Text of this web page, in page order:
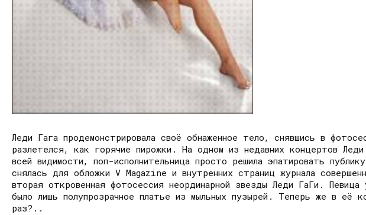
Леди Гага продемонстрировала своё обнаженное тело, снявшись в
разлетелся, как горячие пирожки. На одном из недавних концертов
всей видимости, поп-исполнительница просто решила эпатировать
снялась для обложки V Magazine и внутренних страниц журнала
вторая откровенная фотосессия неординарной звезды Леди ГаГи.
было лишь полупрозрачное платье из мыльных пузырей. Теперь же в её
раз?..